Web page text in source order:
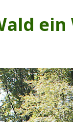
ein